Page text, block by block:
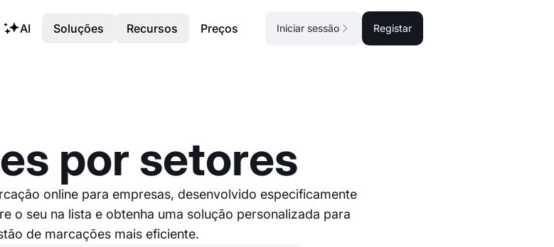
por setores
online para empresas, desenvolvido especificamente
o seu na lista e obtenha uma solução personalizada para
de marcações mais eficiente.
AI Soluções Recursos Preços Iniciar sessão Registar